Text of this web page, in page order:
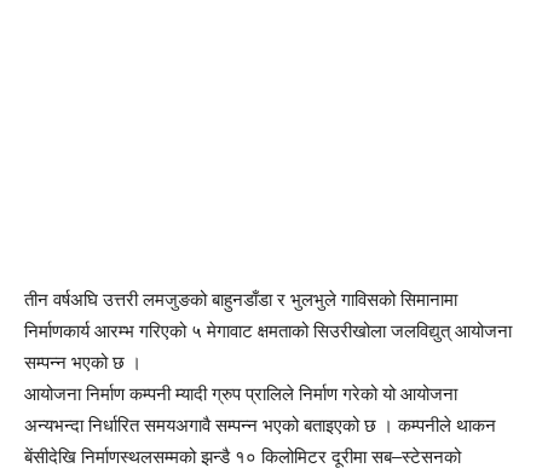
तीन वर्षअघि उत्तरी लमजुङको बाहुनडाँडा र भुलभुले गाविसको सिमानामा
निर्माणकार्य आरम्भ गरिएको ५ मेगावाट क्षमताको सिउरीखोला जलविद्युत् आयोजना
सम्पन्न भएको छ ।
आयोजना निर्माण कम्पनी म्यादी ग्रुप प्रालिले निर्माण गरेको यो आयोजना
अन्यभन्दा निर्धारित समयअगावै सम्पन्न भएको बताइएको छ । कम्पनीले थाकन
बेंसीदेखि निर्माणस्थलसम्मको झन्डै १० किलोमिटर दूरीमा सब–स्टेसनको